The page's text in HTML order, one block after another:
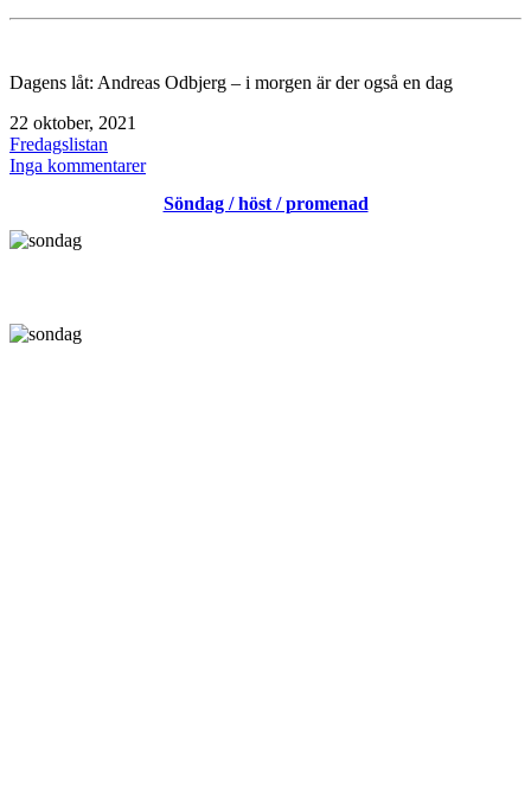
Dagens låt: Andreas Odbjerg – i morgen är der også en dag
Publicerat
den
22 oktober, 2021
Kategoriserat
som
Fredagslistan
Inga kommentarertill
helg!
Söndag / höst / promenad